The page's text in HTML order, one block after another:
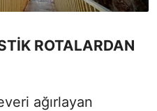
ROTALARDAN
ağırlayan